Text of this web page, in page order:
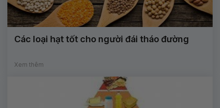
Các loại hạt tốt cho người đái tháo đường
Xem thêm